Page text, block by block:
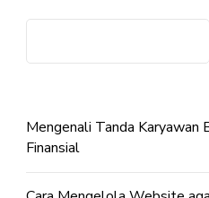
Mengenali Tanda Karyawan
Finansial